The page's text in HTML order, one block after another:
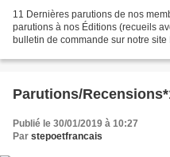
11 Dernières parutions de nos
parutions à nos Éditions (recueils
bulletin de commande sur notre
Parutions/
Publié le 30/01/2019 à 10:27
Par stepoetfrancais